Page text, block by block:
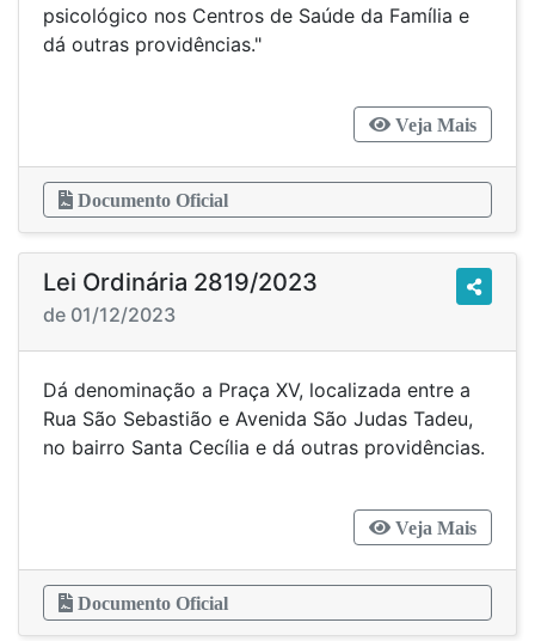
psicológico nos Centros de Saúde da Família e
dá outras providências."
Veja Mais
Documento Oficial
Lei Ordinária 2819/2023
de 01/12/2023
Dá denominação a Praça XV, localizada entre a
Rua São Sebastião e Avenida São Judas Tadeu,
no bairro Santa Cecília e dá outras providências.
Veja Mais
Documento Oficial